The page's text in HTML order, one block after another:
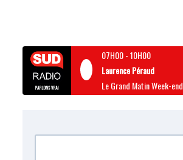
07H00-10H00
Laurence Péraud
Le Grand Matin Week-end